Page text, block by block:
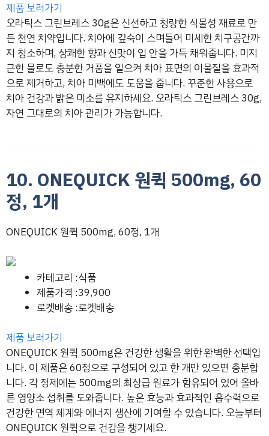
제품 보러가기
오라틱스 그린브레스 30g은 신선하고 청량한 식물성 재료로 만
든 천연 치약입니다. 치아에 깊숙이 스며들어 미세한 치구공간까
지 청소하며, 상쾌한 향과 신맛이 입 안을 가득 채워줍니다. 미지
근한 물로도 충분한 거품을 일으켜 치아 표면의 이물질을 효과적
으로 제거하고, 치아 미백에도 도움을 줍니다. 꾸준한 사용으로
치아 건강과 밝은 미소를 유지하세요. 오라틱스 그린브레스 30g,
자연 그대로의 치아 관리가 가능합니다.
10. ONEQUICK 원퀵 500mg, 60
정, 1개
ONEQUICK 원퀵 500mg, 60정, 1개
카테고리 :식품
제품가격 :39,900
로켓배송 :로켓배송
제품 보러가기
ONEQUICK 원퀵 500mg은 건강한 생활을 위한 완벽한 선택입
니다. 이 제품은 60정으로 구성되어 있고 한 개만 있으면 충분합
니다. 각 정제에는 500mg의 최상급 원료가 함유되어 있어 올바
른 영양소 섭취를 도와줍니다. 높은 효능과 효과적인 흡수력으로
건강한 면역 체계와 에너지 생산에 기여할 수 있습니다. 오늘부터
ONEQUICK 원퀵으로 건강을 챙기세요.